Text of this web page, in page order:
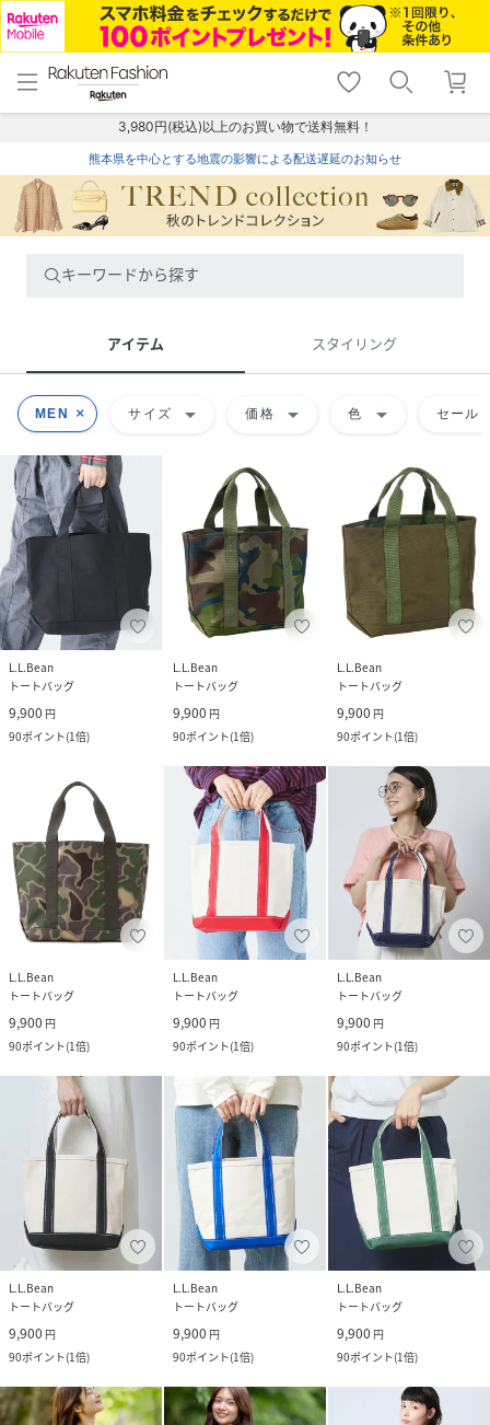
menu home
トップ
shopping_cart lock_outline
ログイン
3,980円(税込)以上のお買い物で送料無料！
熊本県を中心とする地震の影響による配送遅延のお知らせ
キーワードから探す
アイテム スタイリング
MEN サイズ arrow_drop_down 価格 arrow_drop_down 色 arrow_drop_down セール
L.L.Bean
トートバッグ
9,900 円
90ポイント(1倍)
L.L.Bean
トートバッグ
9,900 円
90ポイント(1倍)
L.L.Bean
トートバッグ
9,900 円
90ポイント(1倍)
L.L.Bean
トートバッグ
9,900 円
90ポイント(1倍)
L.L.Bean
トートバッグ
9,900 円
90ポイント(1倍)
L.L.Bean
トートバッグ
9,900 円
90ポイント(1倍)
L.L.Bean
トートバッグ
9,900 円
90ポイント(1倍)
L.L.Bean
トートバッグ
9,900 円
90ポイント(1倍)
L.L.Bean
トートバッグ
9,900 円
90ポイント(1倍)